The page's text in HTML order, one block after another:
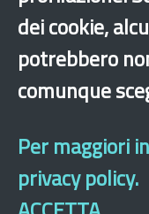
Lombardia
›×
dei cookie,
potrebbero
comunque
Per maggiori
privacy policy.